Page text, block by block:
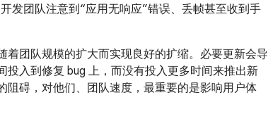
发团队注意到“应用无响应”错误、丢帧甚至收到手
团队规模的扩大而实现良好的扩缩。必要更新会导
入到修复 bug 上，而没有投入更多时间来推出新
碍，对他们、团队速度，最重要的是影响用户体